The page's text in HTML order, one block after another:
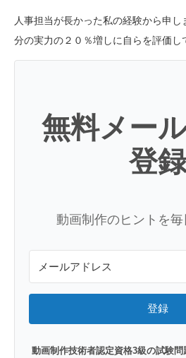
人事担当が長かった私の経験から申
分の実力の２０％増しに自らを評価し
無料メー
登録
動画制作のヒントを
登録
動画制作技術者認定資格3級の試験